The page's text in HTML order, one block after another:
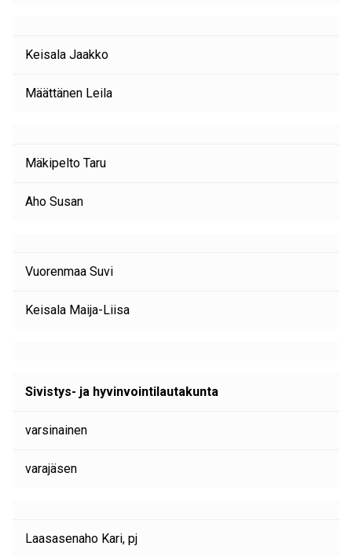
Keisala Jaakko
Määttänen Leila
Mäkipelto Taru
Aho Susan
Vuorenmaa Suvi
Keisala Maija-Liisa
Sivistys- ja hyvinvointilautakunta
varsinainen
varajäsen
Laasasenaho Kari, pj